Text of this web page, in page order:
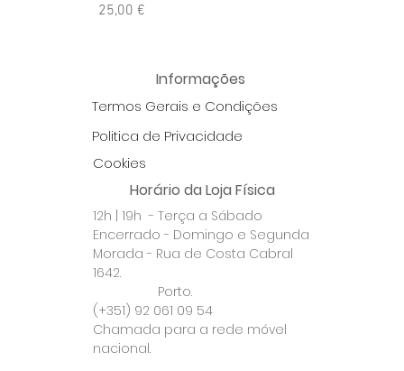
Preço
25,00 €
Informações
Termos Gerais e Condições
Politica de Privacidade
Cookies
Horário da Loja Física
12h | 19h - Terça a Sábado
Encerrado - Domingo e Segunda
Morada - Rua de Costa Cabral
1642.
Porto.
(+351) 92 061 09 54
Chamada para a rede móvel
nacional.